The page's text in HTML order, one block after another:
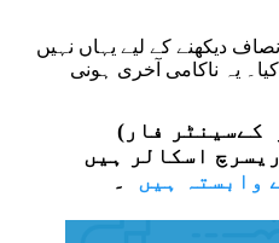
دیکھنے کے لیے یہاں نہیں
یہ ناکامی آخری ہونی
(اکھلیش یادو جے این یو کےسینٹر فار
اسکالر ہیں
وابستہ ہیں